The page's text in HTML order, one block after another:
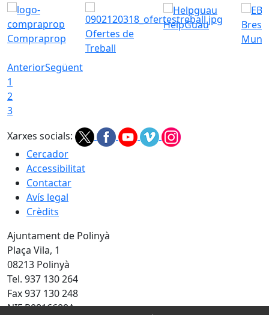
Compraprop
Ofertes de
Treball
HelpGuau
AnteriorSegüent
1
2
3
Xarxes socials:
Cercador
Accessibilitat
Contactar
Avís legal
Crèdits
Ajuntament de Polinyà
Plaça Vila, 1
08213 Polinyà
Tel. 937 130 264
Fax 937 130 248
NIF P0816600A